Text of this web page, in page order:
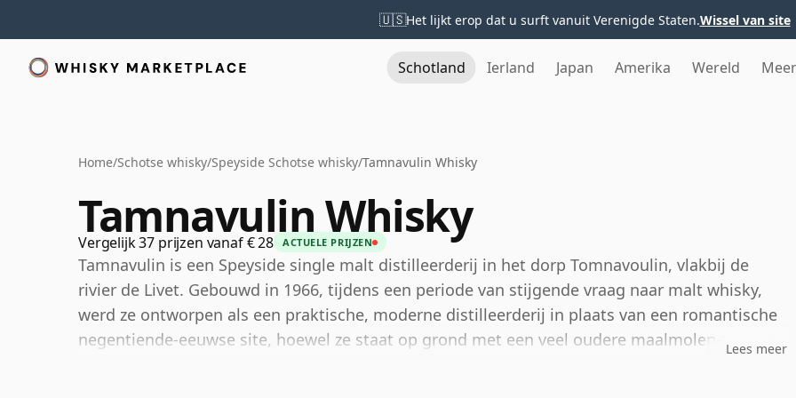
🇺🇸Het lijkt erop dat u surft vanuit Verenigde Staten.Wissel van site
Schotland Ierland Japan Amerika Wereld Meer
Home/Schotse whisky/Speyside Schotse whisky/Tamnavulin Whisky
Tamnavulin Whisky
Vergelijk 37 prijzen vanaf € 28 ACTUELE PRIJZEN
Tamnavulin is een Speyside single malt distilleerderij in het dorp Tomnavoulin, vlakbij de
rivier de Livet. Gebouwd in 1966, tijdens een periode van stijgende vraag naar malt whisky,
werd ze ontworpen als een praktische, moderne distilleerderij in plaats van een romantische
negentiende-eeuwse site, hoewel ze staat op grond met een veel oudere maalmolen-
Lees meer